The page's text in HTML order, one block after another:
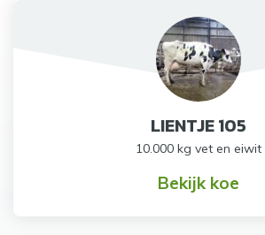
LIENTJE 105
10.000 kg vet en eiwit
Bekijk koe